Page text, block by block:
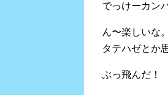
でっけーカン
ん〜楽しいな
タテハゼとか
ぶっ飛んだ！